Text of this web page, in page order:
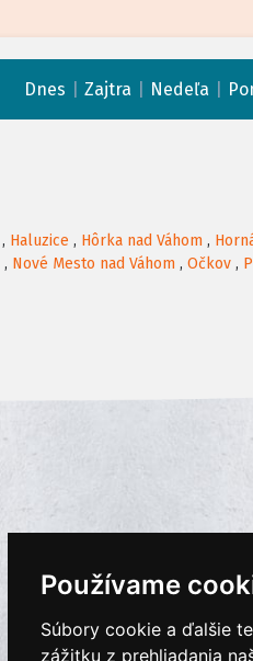
Používame
Súbory cookie a ďalšie
zážitku z prehliadania
Dnes Zajtra Nedeľa
, Haluzice , Hôrka nad Váhom ,
, Nové Mesto nad Váhom , Očkov ,
Ochrana osobných údajov
Cookies